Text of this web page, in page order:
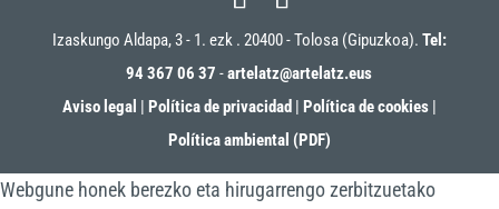
Izaskungo Aldapa, 3 - 1. ezk . 20400 - Tolosa (Gipuzkoa). Tel:
94 367 06 37 -artelatz@artelatz.eus
Aviso legal | Política de privacidad | Política de cookies|
Política ambiental (PDF)
Webgune honek berezko eta hirugarrengo zerbitzuetako